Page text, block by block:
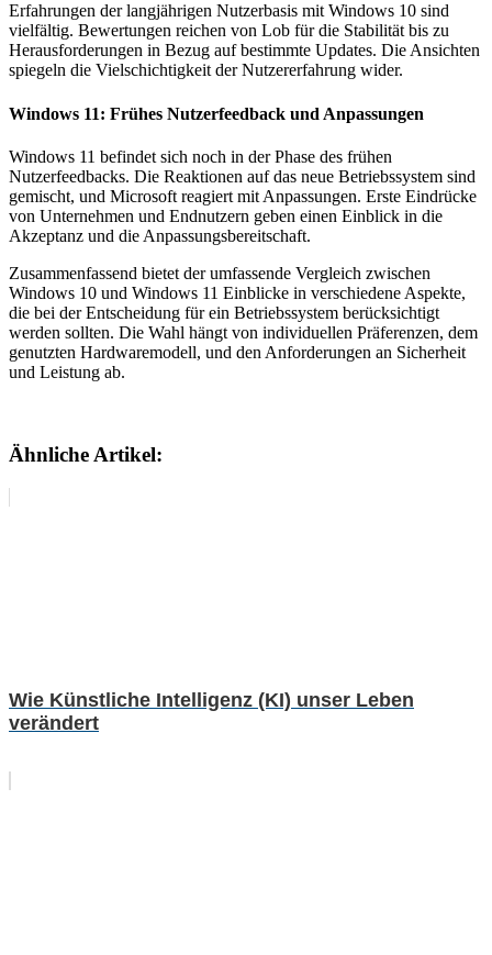
Erfahrungen der langjährigen Nutzerbasis mit Windows 10 sind
vielfältig. Bewertungen reichen von Lob für die Stabilität bis zu
Herausforderungen in Bezug auf bestimmte Updates. Die Ansichten
spiegeln die Vielschichtigkeit der Nutzererfahrung wider.
Windows 11: Frühes Nutzerfeedback und Anpassungen
Windows 11 befindet sich noch in der Phase des frühen
Nutzerfeedbacks. Die Reaktionen auf das neue Betriebssystem sind
gemischt, und Microsoft reagiert mit Anpassungen. Erste Eindrücke
von Unternehmen und Endnutzern geben einen Einblick in die
Akzeptanz und die Anpassungsbereitschaft.
Zusammenfassend bietet der umfassende Vergleich zwischen
Windows 10 und Windows 11 Einblicke in verschiedene Aspekte,
die bei der Entscheidung für ein Betriebssystem berücksichtigt
werden sollten. Die Wahl hängt von individuellen Präferenzen, dem
genutzten Hardwaremodell, und den Anforderungen an Sicherheit
und Leistung ab.
Ähnliche Artikel:
Wie Künstliche Intelligenz (KI) unser Leben
verändert